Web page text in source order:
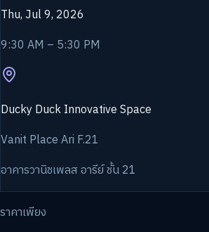
Thu, Jul 9, 2026
9:30 AM – 5:30 PM
Ducky Duck Innovative Space
Vanit Place Ari F.21
อาคารวานิชเพลส อารีย์ ชั้น 21
ราคาเพียง